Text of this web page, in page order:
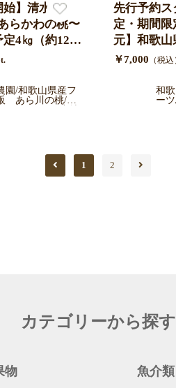
始】清水白
らかわの桃〜
4㎏（約12〜
園/和歌山県産フ
あら川の桃/い
先行予約ス
定・期間
元】和歌
品種つきあ
込み（一
ル便でお
￥7,000 （税込
和
ー
1 2
カテゴリーから探す
物 魚介類